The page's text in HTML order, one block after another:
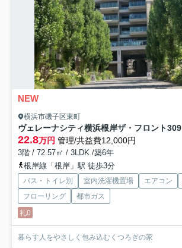
NEW
横浜市磯子区東町
ヴェレーナシティ横浜根岸ザ・フロント309
22.8万円 管理/共益費12,000円
3階 / 72.57㎡ / 3LDK /築6年
根岸線「根岸」駅 徒歩3分
バス・トイレ別 室内洗濯機置場 エアコン
フローリング
都市ガス
礼0
暮らす人をやさしく包み込むくつろぎの家